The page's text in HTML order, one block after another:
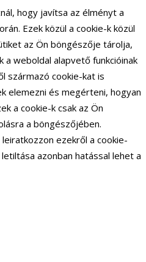
hogy javítsa az élményt a
Ezek közül a cookie-k közül
az Ön böngészője tárolja,
weboldal alapvető funkcióinak
származó cookie-kat is
elemezni és megérteni, hogyan
a cookie-k csak az Ön
a böngészőjében.
ezekről a cookie-
azonban hatással lehet a